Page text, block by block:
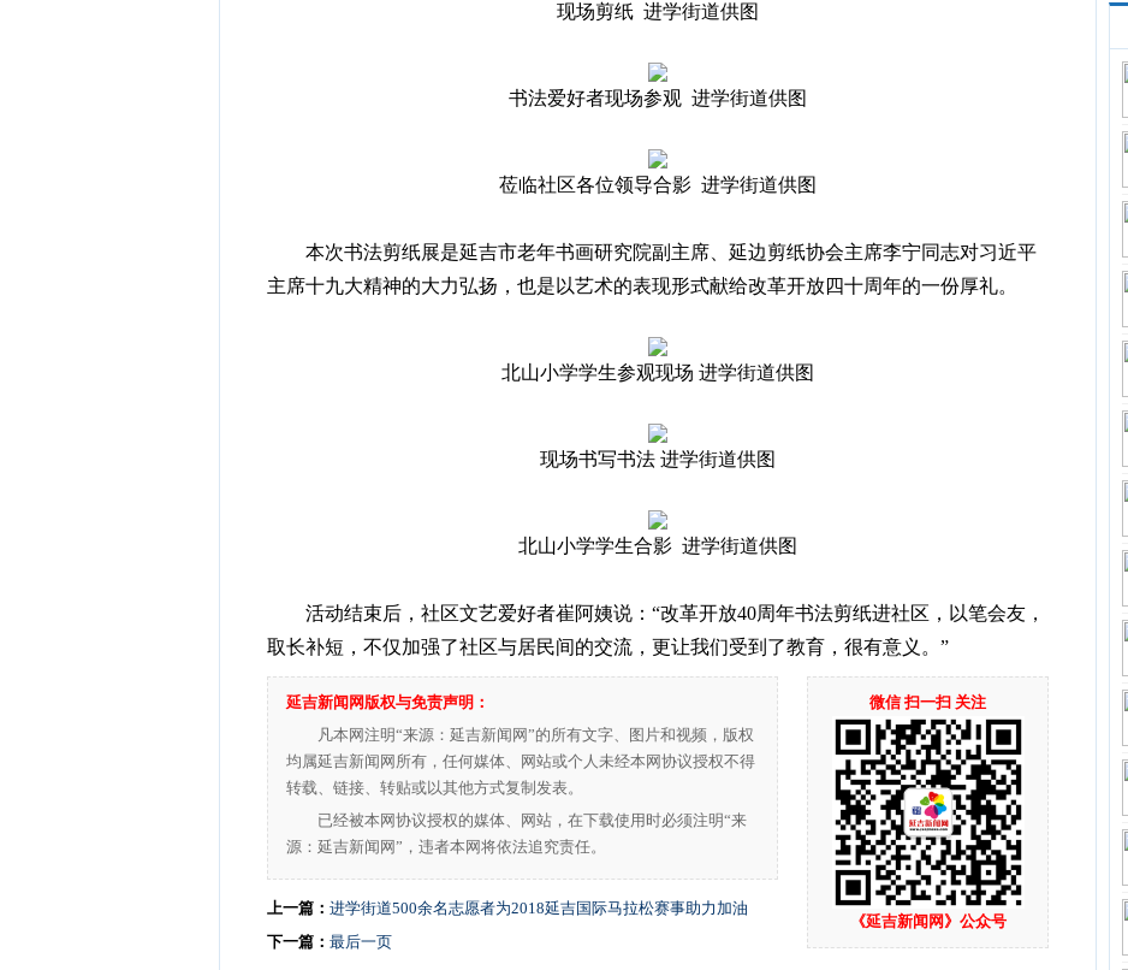
现场剪纸 进学街道供图
书法爱好者现场参观 进学街道供图
莅临社区各位领导合影 进学街道供图
本次书法剪纸展是延吉市老年书画研究院副主席、延边剪纸协会主席李宁同志对习近平
主席十九大精神的大力弘扬，也是以艺术的表现形式献给改革开放四十周年的一份厚礼。
北山小学学生参观现场 进学街道供图
现场书写书法 进学街道供图
北山小学学生合影 进学街道供图
活动结束后，社区文艺爱好者崔阿姨说：“改革开放40周年书法剪纸进社区，以笔会友，
取长补短，不仅加强了社区与居民间的交流，更让我们受到了教育，很有意义。”
微信 扫一扫 关注
《延吉新闻网》公众号
延吉新闻网版权与免责声明：
凡本网注明“来源：延吉新闻网”的所有文字、图片和视频，版权
均属延吉新闻网所有，任何媒体、网站或个人未经本网协议授权不得
转载、链接、转贴或以其他方式复制发表。
已经被本网协议授权的媒体、网站，在下载使用时必须注明“来
源：延吉新闻网”，违者本网将依法追究责任。
上一篇： 进学街道500余名志愿者为2018延吉国际马拉松赛事助力加油
下一篇： 最后一页